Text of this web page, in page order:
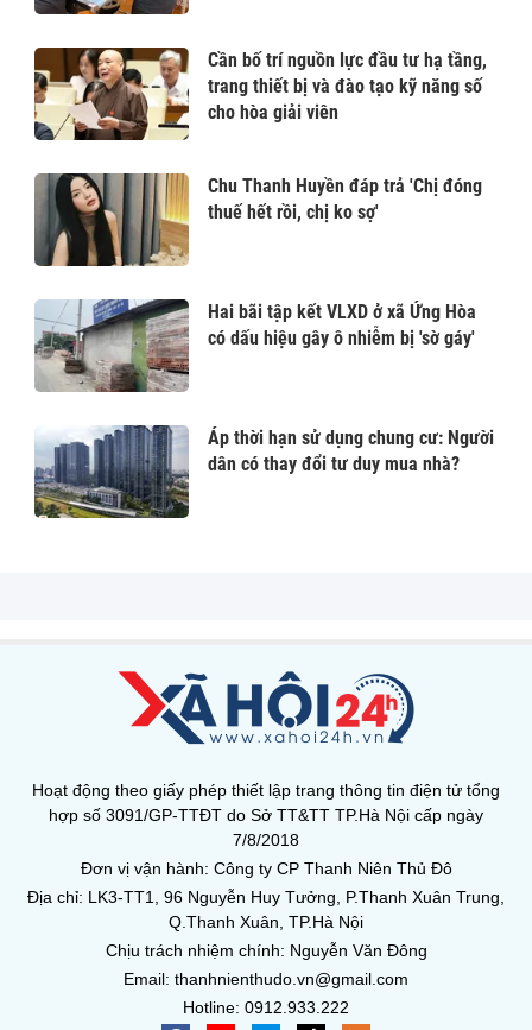
Cần bố trí nguồn lực đầu tư hạ tầng,
trang thiết bị và đào tạo kỹ năng số
cho hòa giải viên
Chu Thanh Huyền đáp trả 'Chị đóng
thuế hết rồi, chị ko sợ'
Hai bãi tập kết VLXD ở xã Ứng Hòa
có dấu hiệu gây ô nhiễm bị 'sờ gáy'
Áp thời hạn sử dụng chung cư: Người
dân có thay đổi tư duy mua nhà?
Hoạt động theo giấy phép thiết lập trang thông tin điện tử tổng
hợp số 3091/GP-TTĐT do Sở TT&TT TP.Hà Nội cấp ngày
7/8/2018
Đơn vị vận hành: Công ty CP Thanh Niên Thủ Đô
Địa chỉ: LK3-TT1, 96 Nguyễn Huy Tưởng, P.Thanh Xuân Trung,
Q.Thanh Xuân, TP.Hà Nội
Chịu trách nhiệm chính: Nguyễn Văn Đông
Email: thanhnienthudo.vn@gmail.com
Hotline: 0912.933.222